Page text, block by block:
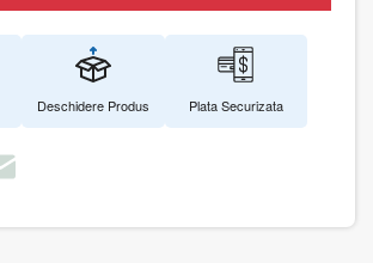
Deschidere Produs Plata Securizata